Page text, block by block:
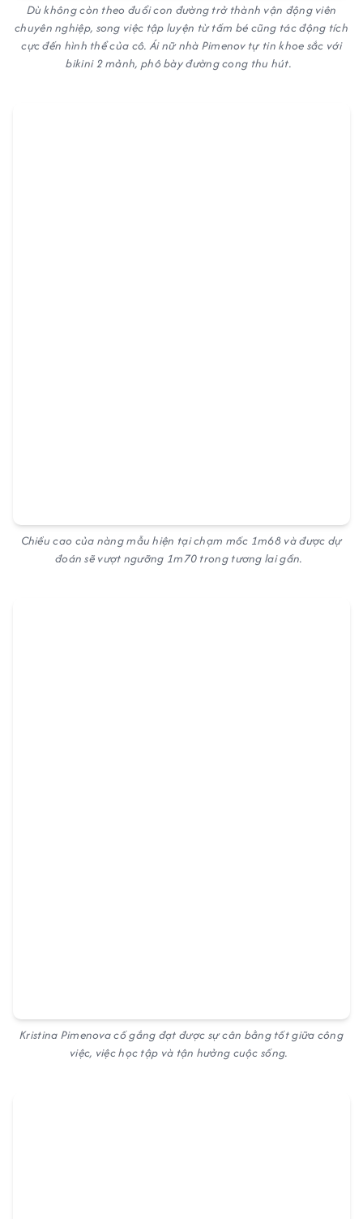
Dù không còn theo đuổi con đường trở thành vận động viên
chuyên nghiệp, song việc tập luyện từ tấm bé cũng tác động tích
cực đến hình thể của cô. Ái nữ nhà Pimenov tự tin khoe sắc với
bikini 2 mảnh, phô bày đường cong thu hút.
Chiều cao của nàng mẫu hiện tại chạm mốc 1m68 và được dự
đoán sẽ vượt ngưỡng 1m70 trong tương lai gần.
Kristina Pimenova cố gắng đạt được sự cân bằng tốt giữa công
việc, việc học tập và tận hưởng cuộc sống.